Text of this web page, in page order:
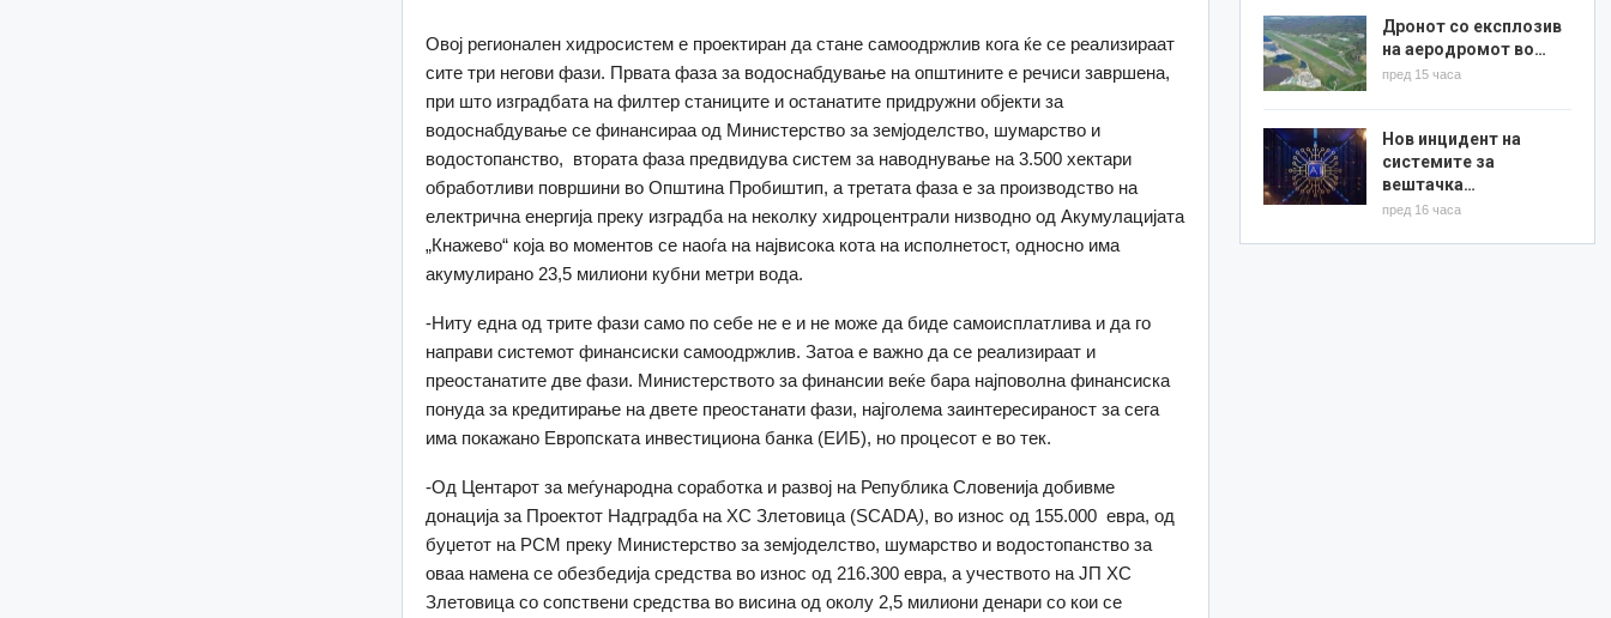
Овој регионален хидросистем е проектиран да стане самоодржлив кога ќе се реализираат
сите три негови фази. Првата фаза за водоснабдување на општините е речиси завршена,
при што изградбата на филтер станиците и останатите придружни објекти за
водоснабдување се финансираа од Министерство за земјоделство, шумарство и
водостопанство, втората фаза предвидува систем за наводнување на 3.500 хектари
обработливи површини во Општина Пробиштип, а третата фаза е за производство на
електрична енергија преку изградба на неколку хидроцентрали низводно од Акумулацијата
„Кнажево“ која во моментов се наоѓа на највисока кота на исполнетост, односно има
акумулирано 23,5 милиони кубни метри вода.
-Ниту една од трите фази само по себе не е и не може да биде самоисплатлива и да го
направи системот финансиски самоодржлив. Затоа е важно да се реализираат и
преостанатите две фази. Министерството за финансии веќе бара најповолна финансиска
понуда за кредитирање на двете преостанати фази, најголема заинтересираност за сега
има покажано Европската инвестициона банка (ЕИБ), но процесот е во тек.
-Од Центарот за меѓународна соработка и развој на Република Словенија добивме
донација за Проектот Надградба на ХС Злетовица (SCADA), во износ од 155.000 евра, од
буџетот на РСМ преку Министерство за земјоделство, шумарство и водостопанство за
оваа намена се обезбедија средства во износ од 216.300 евра, а учеството на ЈП ХС
Злетовица со сопствени средства во висина од околу 2,5 милиони денари со кои се
Дронот со експлозив
на аеродромот во…
пред 15 часа
Нов инцидент на
системите за
вештачка…
пред 16 часа